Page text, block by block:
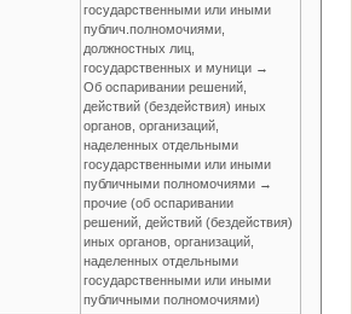
государственными или иными
публич.полномочиями,
должностных лиц,
государственных и муници →
Об оспаривании решений,
действий (бездействия) иных
органов, организаций,
наделенных отдельными
государственными или иными
публичными полномочиями →
прочие (об оспаривании
решений, действий (бездействия)
иных органов, организаций,
наделенных отдельными
государственными или иными
публичными полномочиями)